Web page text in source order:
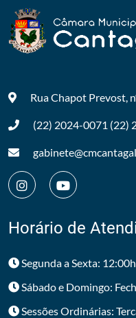
Rua Chapot Prevost,
(22) 2024-0071 (22)
Horário de
Segunda a Sexta:
Sábado e Domingo:
Sessões Ordinárias: